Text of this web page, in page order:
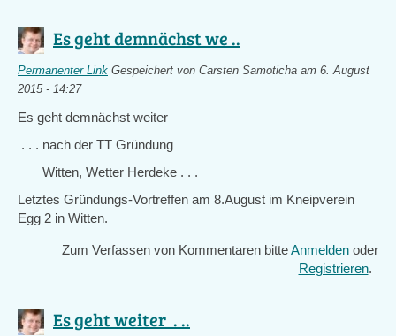
Es geht demnächst we ..
Permanenter Link Gespeichert von Carsten Samoticha am 6. August
2015 - 14:27
Es geht demnächst weiter
. . . nach der TT Gründung
Witten, Wetter Herdeke . . .
Letztes Gründungs-Vortreffen am 8.August im Kneipverein
Egg 2 in Witten.
Zum Verfassen von Kommentaren bitteAnmelden oder
Registrieren.
Es geht weiter . ..